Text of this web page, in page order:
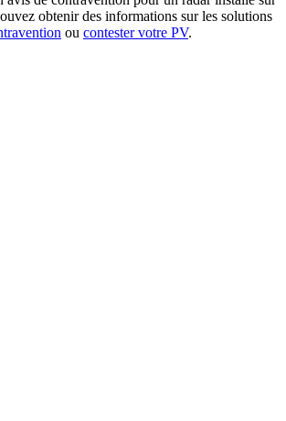
obtenir des informations sur les solutions
ou contester votre PV.